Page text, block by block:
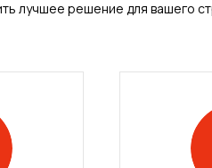
лучшее решение для вашего